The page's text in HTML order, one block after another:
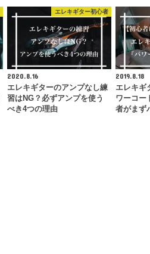
エレキギター初心者
2020.8.16
エレキギターのアンプなし練
習はNG？必ずアンプを使う
べき4つの理由
2019.8.18
エレキギ
ワーコー
者がまず